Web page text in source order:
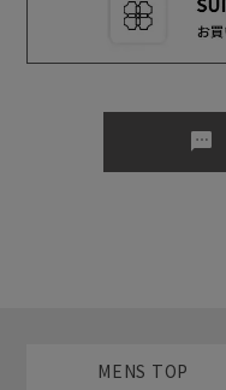
sms
MENS TOP